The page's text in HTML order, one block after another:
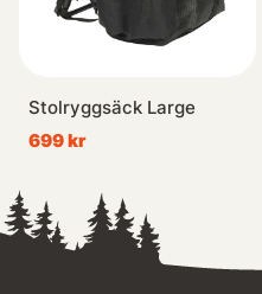
Stolryggsäck Large
699 kr